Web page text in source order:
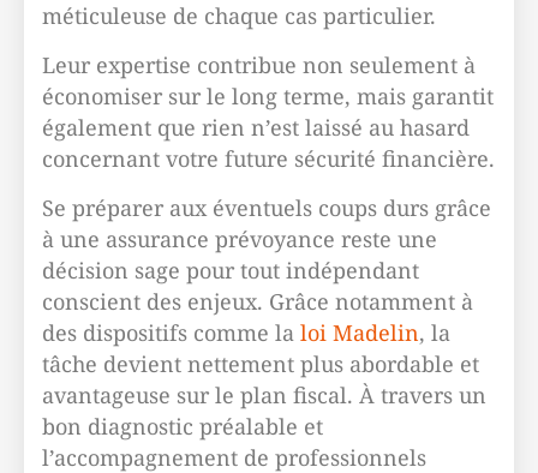
méticuleuse de chaque cas particulier.
Leur expertise contribue non seulement à
économiser sur le long terme, mais garantit
également que rien n’est laissé au hasard
concernant votre future sécurité financière.
Se préparer aux éventuels coups durs grâce
à une assurance prévoyance reste une
décision sage pour tout indépendant
conscient des enjeux. Grâce notamment à
des dispositifs comme la loi Madelin, la
tâche devient nettement plus abordable et
avantageuse sur le plan fiscal. À travers un
bon diagnostic préalable et
l’accompagnement de professionnels